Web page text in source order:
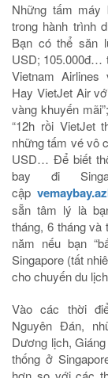
Những tấm máy
trong hành trình
Bạn có thể săn
USD; 105.000đ…
Vietnam
Hay VietJet Air
vàng khuyến
“12h rồi VietJet
những tấm vé vô
USD… Để biết
bay đi
cập
sẵn tâm lý là
tháng, 6 tháng và
năm nếu bạn
Singapore (tất
cho chuyến du
Vào các thời
Nguyên Đán,
Dương lịch,
thống ở